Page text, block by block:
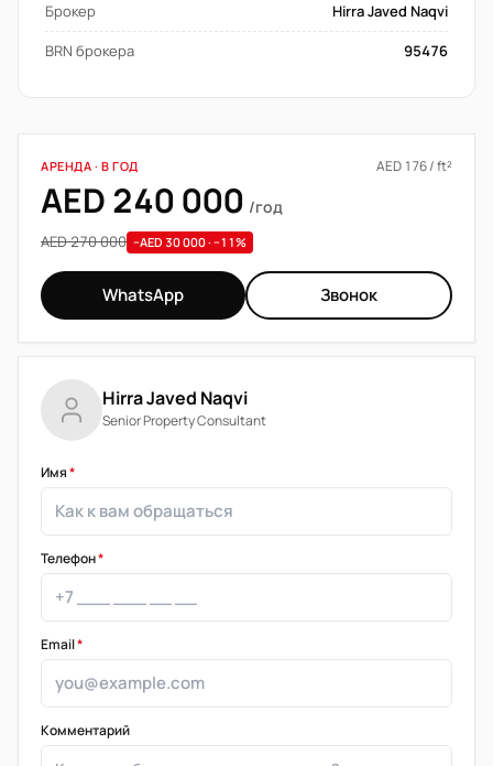
Брокер
Hirra Javed Naqvi
BRN брокера
95476
АРЕНДА · В ГОД AED 176 / ft²
AED 240 000 /год
AED 270 000 −AED 30 000 · −11%
WhatsApp Звонок
Hirra Javed Naqvi
Senior Property Consultant
Имя*
Телефон*
Email*
Комментарий